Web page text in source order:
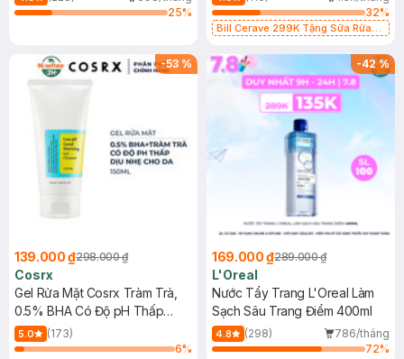
25%
32%
Bill Cerave 299K Tặng Sữa Rửa
-53 %
139.000 ₫298.000 ₫
Cosrx
Gel Rửa Mặt Cosrx Tràm Trà,
0.5% BHA Có Độ pH Thấp
150ml
5.0
(173)
6%
-42%
169.000 ₫289.000 ₫
L'Oreal
Nước Tẩy Trang L'Oreal Làm
Sạch Sâu Trang Điểm 400ml
4.8 (298)
786/tháng
72%